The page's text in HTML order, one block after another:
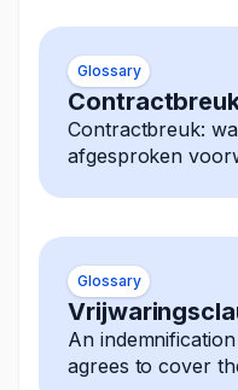
Glossary
Contractbreuk:
afgesproken
Glossary
An
agrees to cover